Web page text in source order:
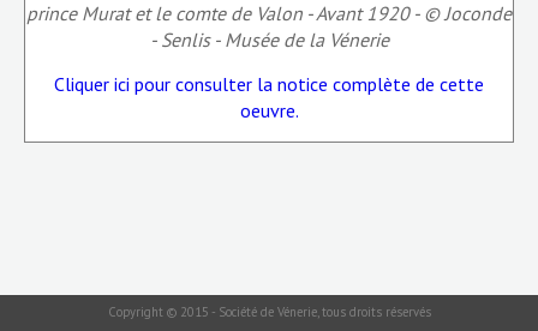
prince Murat et le comte de Valon - Avant 1920 - © Joconde
- Senlis - Musée de la Vénerie
Cliquer ici pour consulter la notice complète de cette
oeuvre.
Copyright © 2015 - Société de Vénerie, tous droits réservés